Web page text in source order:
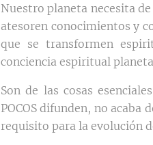
Nuestro planeta necesita
atesoren conocimientos y
que se transformen
conciencia espiritual
Son de las cosas
POCOS difunden, no
requisito para la evolución